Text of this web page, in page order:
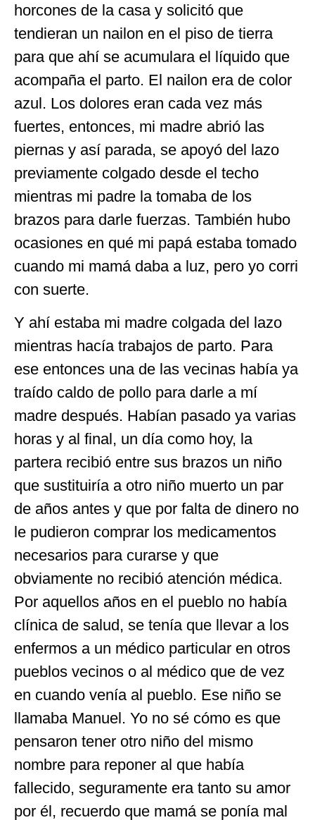
horcones de la casa y solicitó que
tendieran un nailon en el piso de tierra
para que ahí se acumulara el líquido que
acompaña el parto. El nailon era de color
azul. Los dolores eran cada vez más
fuertes, entonces, mi madre abrió las
piernas y así parada, se apoyó del lazo
previamente colgado desde el techo
mientras mi padre la tomaba de los
brazos para darle fuerzas. También hubo
ocasiones en qué mi papá estaba tomado
cuando mi mamá daba a luz, pero yo corri
con suerte.
Y ahí estaba mi madre colgada del lazo
mientras hacía trabajos de parto. Para
ese entonces una de las vecinas había ya
traído caldo de pollo para darle a mí
madre después. Habían pasado ya varias
horas y al final, un día como hoy, la
partera recibió entre sus brazos un niño
que sustituiría a otro niño muerto un par
de años antes y que por falta de dinero no
le pudieron comprar los medicamentos
necesarios para curarse y que
obviamente no recibió atención médica.
Por aquellos años en el pueblo no había
clínica de salud, se tenía que llevar a los
enfermos a un médico particular en otros
pueblos vecinos o al médico que de vez
en cuando venía al pueblo. Ese niño se
llamaba Manuel. Yo no sé cómo es que
pensaron tener otro niño del mismo
nombre para reponer al que había
fallecido, seguramente era tanto su amor
por él, recuerdo que mamá se ponía mal